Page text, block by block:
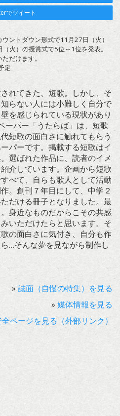
でツイート
ントダウン形式で11月27日（火）
火）の授賞式で5位～1位を発表。
だけます。
定
れてきた、短歌。しかし、そ
らない人には小難しく自分で
を感じられている現状があり
ーパー「うたらば」は、短歌
短歌の面白さに触れてもらう
パーです。掲載する短歌はイ
選ばれた作品に、読者のイメ
介しています。企画から短歌
べて、自らも歌人として活動
。創刊７年目にして、中学２
だける冊子となりました。最
身近なものだからこその共感
いただけたらと思います。そ
の面白さに気付き、自分も作
…そんな夢を見ながら制作し
» 誌面（自慢の特集）を見る
» 媒体情報を見る
ページを見る（外部リンク）